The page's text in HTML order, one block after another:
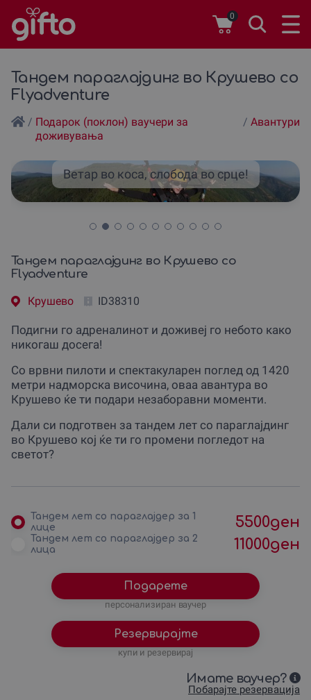
0
Тандем параглајдинг во Крушево со
Flyadventure
/ Подарок (поклон) ваучери за
доживувања
/ Авантури
Ветар во коса, слобода во срце!
Тандем параглајдинг во Крушево со
Flyadventure
Крушево ID38310
Подигни го адреналинот и доживеј го небото како
никогаш досега!
Со врвни пилоти и спектакуларен поглед од 1420
метри надморска височина, оваа авантура во
Крушево ќе ти подари незаборавни моменти.
Дали си подготвен за тандем лет со параглајдинг
во Крушево кој ќе ти го промени погледот на
светот?
Тандем лет со параглаjдер за 1
лице
5500ден
Тандем лет со параглаjдер за 2
лица
11000ден
Подарете
персонализиран ваучер
Резервирајте
купи и резервирај
Имате ваучер?
Побарајте резервација